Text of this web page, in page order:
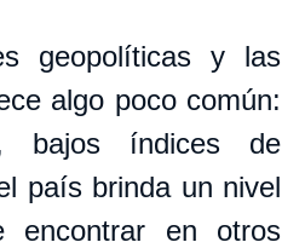
geopolíticas y las
algo poco común:
bajos índices de
país brinda un nivel
encontrar en otros